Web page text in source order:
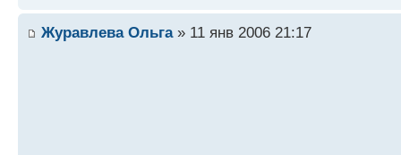
Журавлева Ольга» 11 янв 2006 21:17